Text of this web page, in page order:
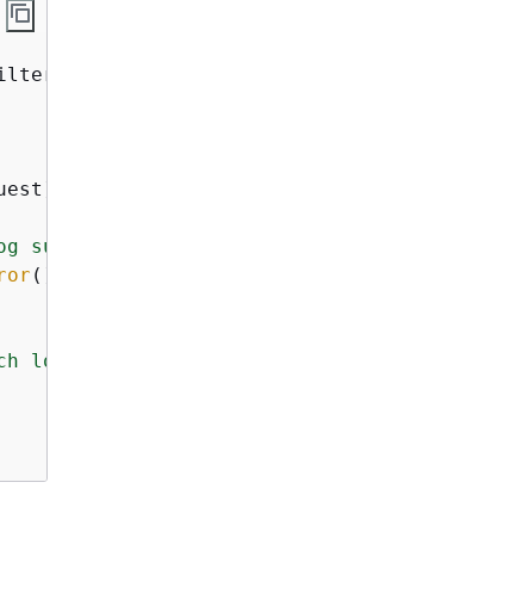
request;
subscription filter "
().
logs subscription "